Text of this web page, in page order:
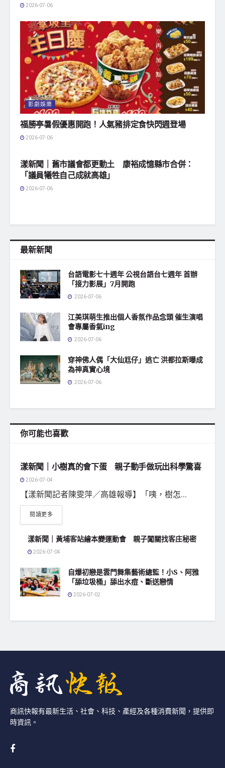
2026-07-06
影劇娛樂
福勝亭暑假優惠開跑！人氣豬排定食快閃週登場
2026-07-06
漾新聞｜舊市議會都更動土 康裕成憶縣市合併：
「議員犧牲自己成就高雄」
2026-07-06
最新新聞
台語電影七十週年 公視台語台七週年 首辦
「接力影展」7月開跑
2026-07-06
江美琪萌生推出個人香氛作品念頭 催生演唱
會專屬香氣ing
2026-07-06
穿神佛人偶「大仙尪仔」逃亡 洪都拉斯曝成
為神真實心境
2026-07-06
你可能也喜歡
漾新聞｜小樹真的會下蛋 親子動手做玩出科學驚喜
2026-07-04
【漾新聞記者陳雯萍／高雄報導】「咦，樹怎...
閱讀更多
漾新聞｜黃埔客站繪本變運動會 親子闖關找客庄秘密
2026-07-04
自爆初戀是雲門舞集藝術總監！小S、阿雅
「舔垃圾桶」舔出水痘、斷送戀情
2026-07-02
商訊快報有最新生活、社會、科技、產經及各種消費新聞，提供即
時資訊。